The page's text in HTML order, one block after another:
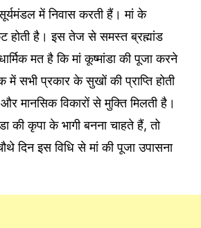
में निवास करती हैं। मां के
है। इस तेज से समस्त ब्रह्मांड
मत है कि मां कूष्मांडा की पूजा करने
सभी प्रकार के सुखों की प्राप्ति होती
मानसिक विकारों से मुक्ति मिलती है।
की कृपा के भागी बनना चाहते हैं, तो
दिन इस विधि से मां की पूजा उपासना